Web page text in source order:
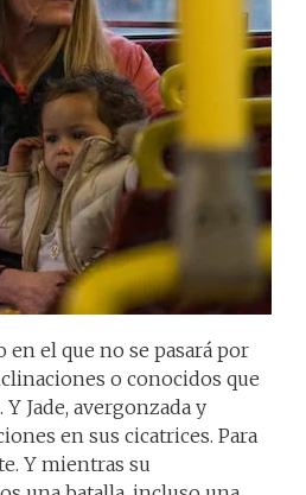
el que no se pasará por
o conocidos que
Jade, avergonzada y
en sus cicatrices. Para
Y mientras su